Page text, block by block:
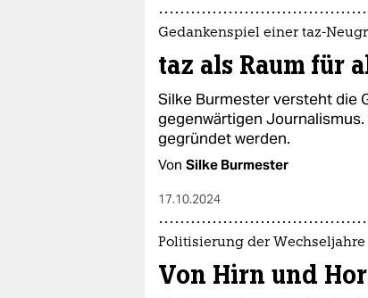
Gedankenspiel einer taz-
taz als Raum für
Silke Burmester versteht die
gegenwärtigen
gegründet werden.
Von Silke Burmester
17.10.2024
Politisierung der Wechseljahre
Von Hirn und